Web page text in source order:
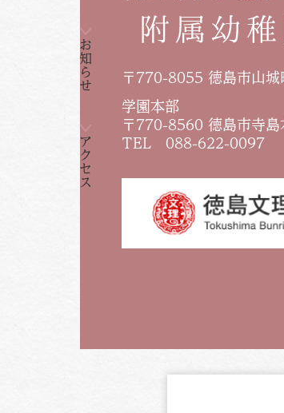
お知らせ
アクセス
〒770-8055 徳島市山城
学園本部
〒770-8560 徳島市寺島
TEL 088-622-0097